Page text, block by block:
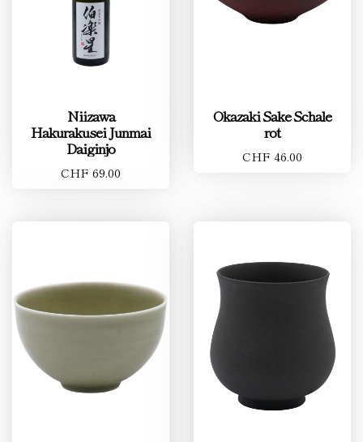
Niizawa
Hakurakusei Junmai
Daiginjo
CHF 69.00
Okazaki Sake Schale
rot
CHF 46.00